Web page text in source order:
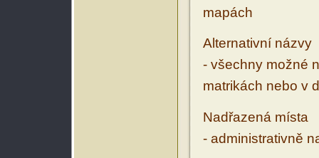
mapách
Alternativní názvy
- všechny možné
matrikách nebo v
Nadřazená místa
- administrativně